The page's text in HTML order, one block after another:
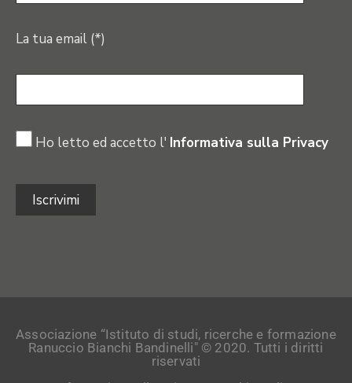
La tua email (*)
Ho letto ed accetto l' Informativa sulla Privacy
Associazione “Istituto di studi, ricerche e formazione
Ranuccio Bianchi Bandinelli" © 2020. Tutti i diritti
riservati